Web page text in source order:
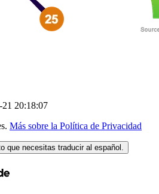
21 20:18:07
Más sobre la Política de Privacidad
que necesitas traducir al español.